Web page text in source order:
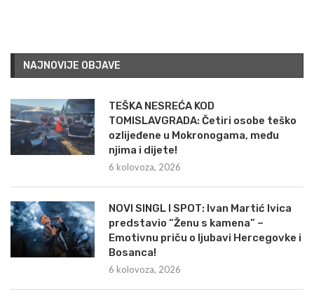
NAJNOVIJE OBJAVE
TEŠKA NESREĆA KOD
TOMISLAVGRADA: Četiri osobe teško
ozlijeđene u Mokronogama, među
njima i dijete!
6 kolovoza, 2026
NOVI SINGL I SPOT: Ivan Martić Ivica
predstavio “Ženu s kamena” –
Emotivnu priču o ljubavi Hercegovke i
Bosanca!
6 kolovoza, 2026